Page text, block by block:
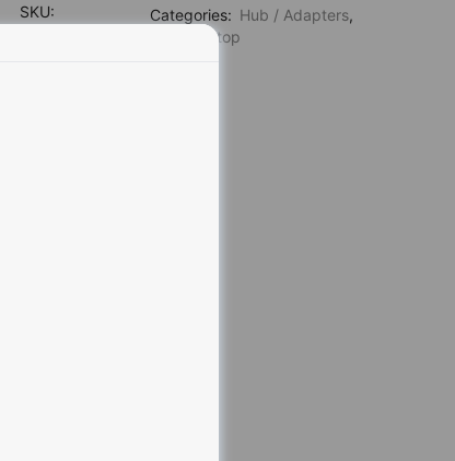
SKU:
Categories: Hub / Adapters,
PC & Laptop